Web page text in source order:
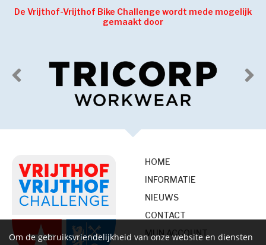
De Vrijthof-Vrijthof Bike Challenge wordt mede mogelijk
gemaakt door
HOME
INFORMATIE
NIEUWS
CONTACT
MIJN ACCOUNT
Om de gebruiksvriendelijkheid van onze website en diensten